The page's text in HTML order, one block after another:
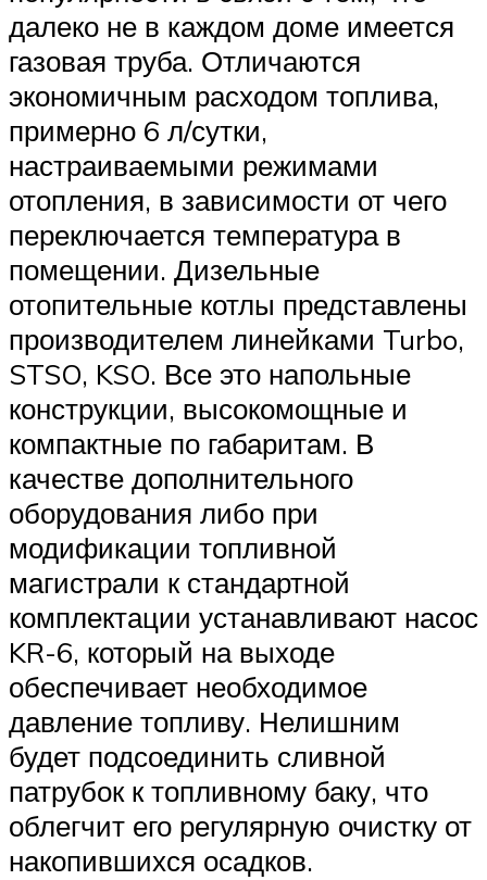
далеко не в каждом доме имеется
газовая труба. Отличаются
экономичным расходом топлива,
примерно 6 л/сутки,
настраиваемыми режимами
отопления, в зависимости от чего
переключается температура в
помещении. Дизельные
отопительные котлы представлены
производителем линейками Turbo,
STSO, KSO. Все это напольные
конструкции, высокомощные и
компактные по габаритам. В
качестве дополнительного
оборудования либо при
модификации топливной
магистрали к стандартной
комплектации устанавливают насос
KR-6, который на выходе
обеспечивает необходимое
давление топливу. Нелишним
будет подсоединить сливной
патрубок к топливному баку, что
облегчит его регулярную очистку от
накопившихся осадков.